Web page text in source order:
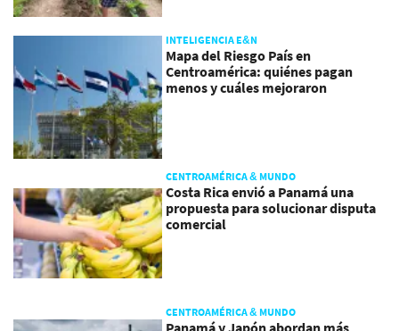
INTELIGENCIA E&N
Mapa del Riesgo País en
Centroamérica: quiénes pagan
menos y cuáles mejoraron
CENTROAMÉRICA & MUNDO
Costa Rica envió a Panamá una
propuesta para solucionar disputa
comercial
CENTROAMÉRICA & MUNDO